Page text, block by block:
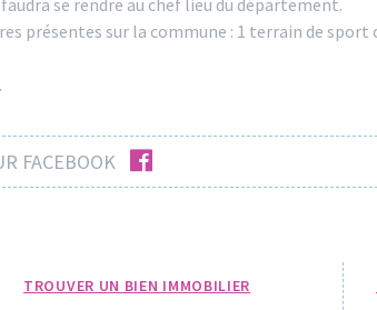
présentes sur la commune : 1 terrain de
FACEBOOK facebook
TROUVER UN BIEN IMMOBILIER